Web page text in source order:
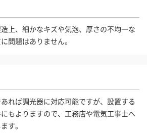
上、細かなキズや気泡、厚さの不均一な
問題はありません。
れば調光器に対応可能ですが、設置する
もよりますので、工務店や電気工事士へ
す。